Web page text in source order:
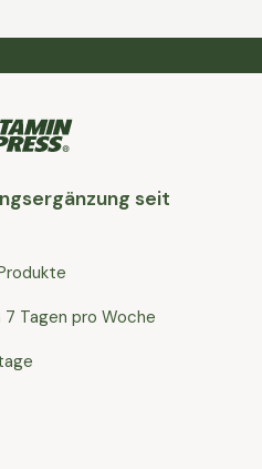
seit
Tagen pro Woche